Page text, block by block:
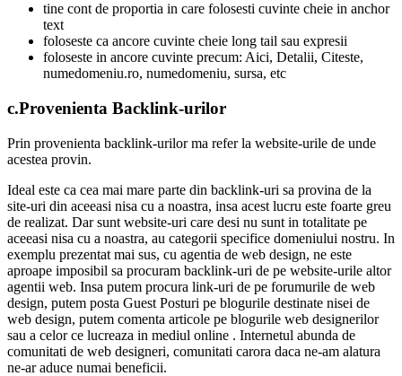
tine cont de proportia in care folosesti cuvinte cheie in anchor
text
foloseste ca ancore cuvinte cheie long tail sau expresii
foloseste in ancore cuvinte precum: Aici, Detalii, Citeste,
numedomeniu.ro, numedomeniu, sursa, etc
c.Provenienta Backlink-urilor
Prin provenienta backlink-urilor ma refer la website-urile de unde
acestea provin.
Ideal este ca cea mai mare parte din backlink-uri sa provina de la
site-uri din aceeasi nisa cu a noastra, insa acest lucru este foarte greu
de realizat. Dar sunt website-uri care desi nu sunt in totalitate pe
aceeasi nisa cu a noastra, au categorii specifice domeniului nostru. In
exemplu prezentat mai sus, cu agentia de web design, ne este
aproape imposibil sa procuram backlink-uri de pe website-urile altor
agentii web. Insa putem procura link-uri de pe forumurile de web
design, putem posta Guest Posturi pe blogurile destinate nisei de
web design, putem comenta articole pe blogurile web designerilor
sau a celor ce lucreaza in mediul online . Internetul abunda de
comunitati de web designeri, comunitati carora daca ne-am alatura
ne-ar aduce numai beneficii.